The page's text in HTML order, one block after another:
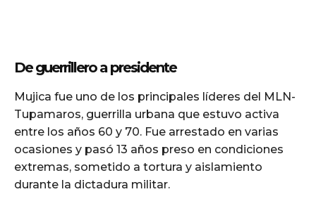
De guerrillero a presidente
Mujica fue uno de los principales líderes del MLN-
Tupamaros, guerrilla urbana que estuvo activa
entre los años 60 y 70. Fue arrestado en varias
ocasiones y pasó 13 años preso en condiciones
extremas, sometido a tortura y aislamiento
durante la dictadura militar.